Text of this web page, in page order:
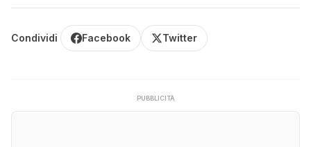
Condividi Facebook Twitter
PUBBLICITÀ